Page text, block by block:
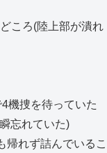
ころ(陸上部が潰れ
機捜を待っていた
忘れていた)
帰れず詰んでいるこ